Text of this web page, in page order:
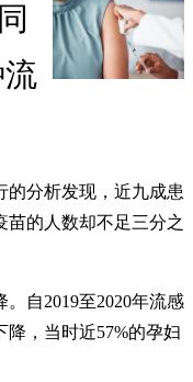
的分析发现，近九成患
苗的人数却不足三分之
自2019至2020年流感
，当时近57%的孕妇